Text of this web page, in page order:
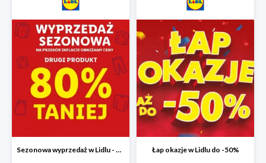
Sezonowa wyprzedaż w Lidlu - drugi produkt -80% Łap okazje w Lidlu do -50%